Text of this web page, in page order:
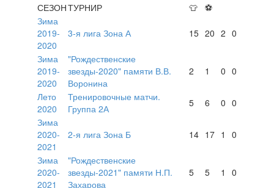
СЕЗОНТУРНИР 👕 ⚽
Зима
2019-
2020
3-я лига Зона А 15 20 2 0
Зима
2019-
2020
"Рождественские
звезды-2020" памяти В.В.
Воронина
2 1 0 0
Лето
2020
Тренировочные матчи.
Группа 2А
5 6 0 0
Зима
2020-
2021
2-я лига Зона Б 14 17 1 0
Зима
2020-
2021
"Рождественские
звезды-2021" памяти Н.П.
Захарова
5 5 1 0